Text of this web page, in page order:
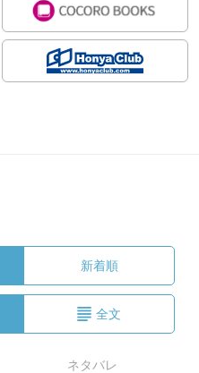
新着順
全文
ネタバレ